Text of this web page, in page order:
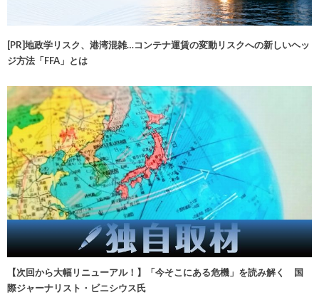
[PR]地政学リスク、港湾混雑…コンテナ運賃の変動リスクへの新しいヘッ
ジ方法「FFA」とは
【次回から大幅リニューアル！】「今そこにある危機」を読み解く 国
際ジャーナリスト・ビニシウス氏